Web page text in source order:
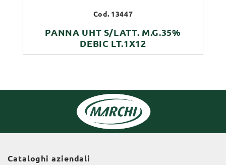
Cod. 13447
PANNA UHT S/LATT. M.G.35%
DEBIC LT.1X12
Cataloghi aziendali